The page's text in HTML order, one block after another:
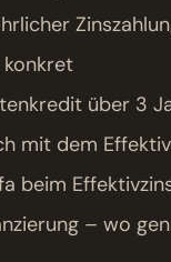
konkret
über 3
mit dem
beim
– wo